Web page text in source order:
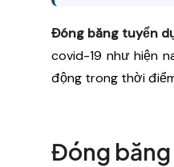
Đóng băng tuyển
covid-19 như hiện
động trong thời
Đóng băng